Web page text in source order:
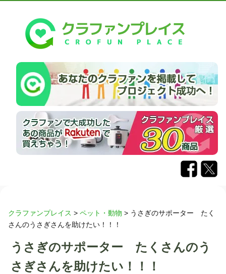
クラファンプレイス > ペット・動物 > うさぎのサポーター たく
さんのうさぎさんを助けたい！！！
うさぎのサポーター たくさんのう
さぎさんを助けたい！！！